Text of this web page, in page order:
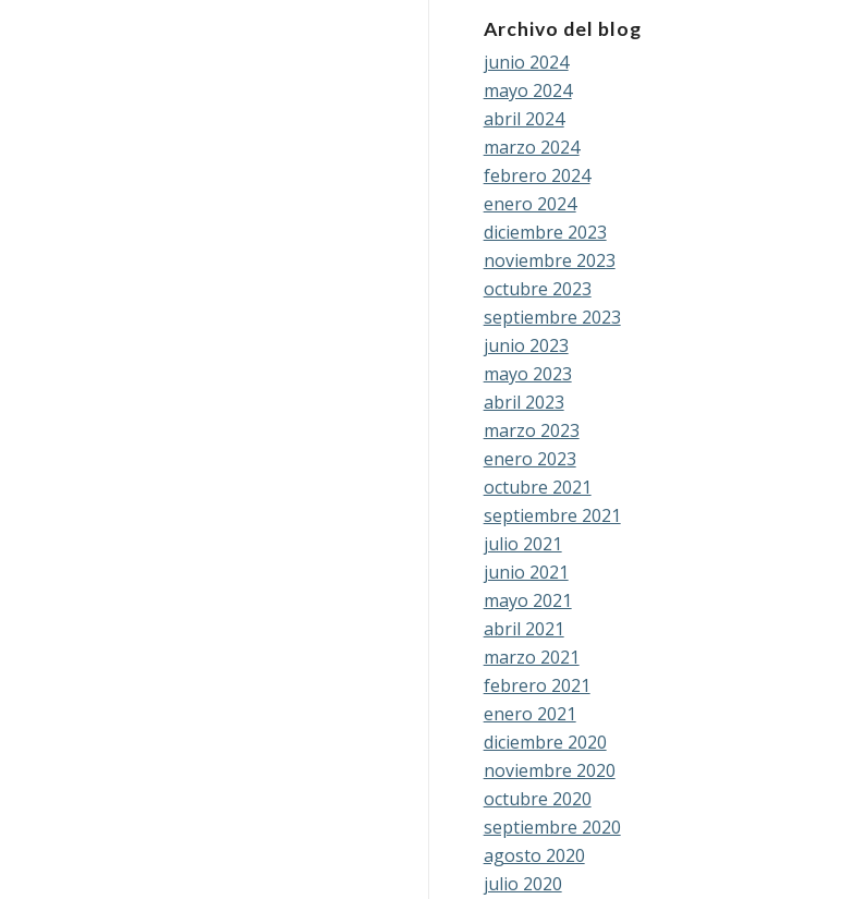
Archivo del blog
junio 2024
mayo 2024
abril 2024
marzo 2024
febrero 2024
enero 2024
diciembre 2023
noviembre 2023
octubre 2023
septiembre 2023
junio 2023
mayo 2023
abril 2023
marzo 2023
enero 2023
octubre 2021
septiembre 2021
julio 2021
junio 2021
mayo 2021
abril 2021
marzo 2021
febrero 2021
enero 2021
diciembre 2020
noviembre 2020
octubre 2020
septiembre 2020
agosto 2020
julio 2020